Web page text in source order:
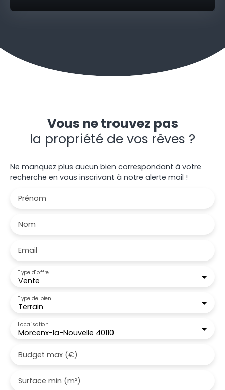
Vous ne trouvez pas
la propriété de vos rêves ?
Ne manquez plus aucun bien correspondant à votre
recherche en vous inscrivant à notre alerte mail !
Prénom
Nom
Email
Vente
Type d'offre
Terrain
Type de bien
Morcenx-la-Nouvelle 40110
Localisation
Budget max (€)
Surface min (m²)